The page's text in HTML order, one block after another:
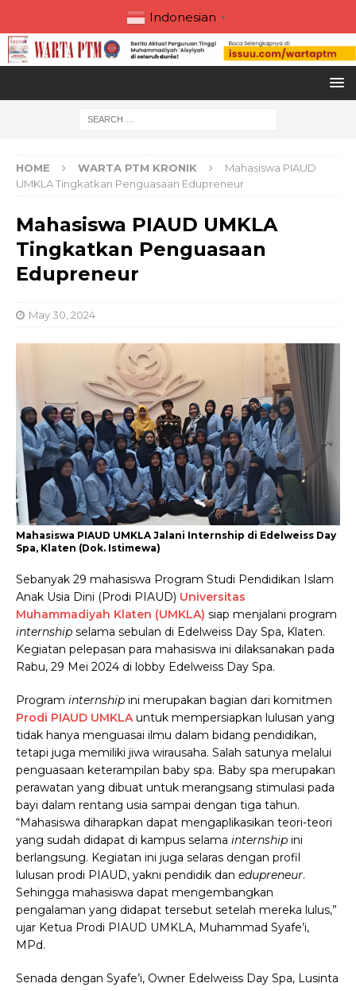
Indonesian ▼
HOME WARTA PTM KRONIK
Mahasiswa PIAUD
UMKLA Tingkatkan Penguasaan Edupreneur
Mahasiswa PIAUD UMKLA
Tingkatkan Penguasaan
Edupreneur
May 30, 2024
Mahasiswa PIAUD UMKLA Jalani Internship di Edelweiss Day
Spa, Klaten (Dok. Istimewa)
Sebanyak 29 mahasiswa Program Studi Pendidikan Islam
Anak Usia Dini (Prodi PIAUD) Universitas
Muhammadiyah Klaten (UMKLA) siap menjalani program
internship selama sebulan di Edelweiss Day Spa, Klaten.
Kegiatan pelepasan para mahasiswa ini dilaksanakan pada
Rabu, 29 Mei 2024 di lobby Edelweiss Day Spa.
Program internship ini merupakan bagian dari komitmen
Prodi PIAUD UMKLAuntuk mempersiapkan lulusan yang
tidak hanya menguasai ilmu dalam bidang pendidikan,
tetapi juga memiliki jiwa wirausaha. Salah satunya melalui
penguasaan keterampilan baby spa. Baby spa merupakan
perawatan yang dibuat untuk merangsang stimulasi pada
bayi dalam rentang usia sampai dengan tiga tahun.
“Mahasiswa diharapkan dapat mengaplikasikan teori-teori
yang sudah didapat di kampus selama internship ini
berlangsung. Kegiatan ini juga selaras dengan profil
lulusan prodi PIAUD, yakni pendidik dan edupreneur.
Sehingga mahasiswa dapat mengembangkan
pengalaman yang didapat tersebut setelah mereka lulus,”
ujar Ketua Prodi PIAUD UMKLA, Muhammad Syafe’i,
MPd.
Senada dengan Syafe’i, Owner Edelweiss Day Spa, Lusinta